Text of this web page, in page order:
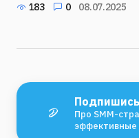
183
0 08.07.2025
Про SMM-
эффективные